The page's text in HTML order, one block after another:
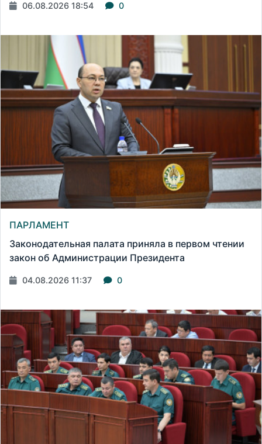
06.08.2026 18:54 0
ПАРЛАМЕНТ
Законодательная палата приняла в первом чтении
закон об Администрации Президента
04.08.2026 11:37 0